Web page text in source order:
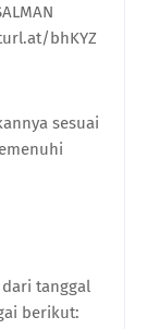
bhKYZ
sesuai
tanggal
berikut: